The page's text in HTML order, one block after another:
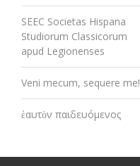
SEEC Societas Hispana
Studiorum Classicorum
apud Legionenses
Veni mecum, sequere me!
ἑαυτὸν παιδευόμενος